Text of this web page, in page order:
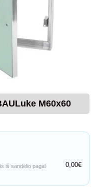
M60x60
iš sandėlio pagal
0,00€